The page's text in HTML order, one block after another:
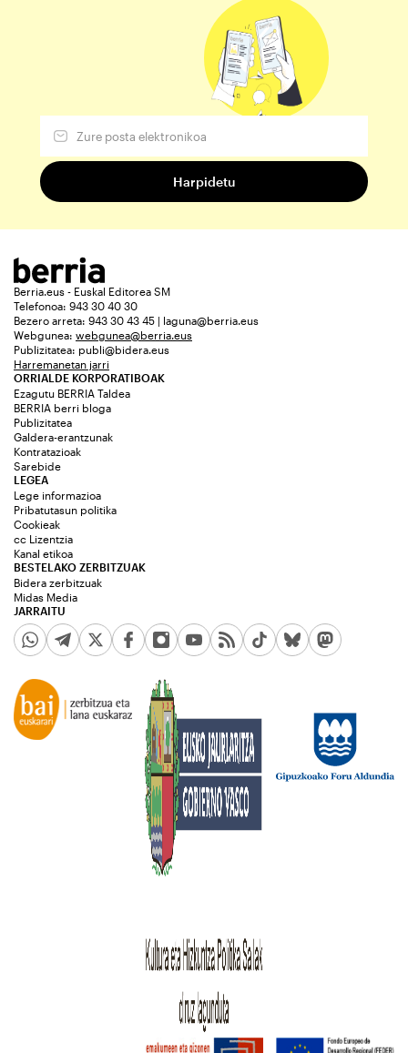
Berria.eus - Euskal Editorea SM
Telefonoa: 943 30 40 30
Bezero arreta: 943 30 43 45 | laguna@berria.eus
Webgunea: webgunea@berria.eus
Publizitatea: publi@bidera.eus
Harremanetan jarri
ORRIALDE KORPORATIBOAK
Ezagutu BERRIA Taldea
BERRIA berri bloga
Publizitatea
Galdera-erantzunak
Kontratazioak
Sarebide
JARRAITU
LEGEA
Lege informazioa
Pribatutasun politika
Cookieak
cc Lizentzia
Kanal etikoa
BESTELAKO ZERBITZUAK
Bidera zerbitzuak
Midas Media